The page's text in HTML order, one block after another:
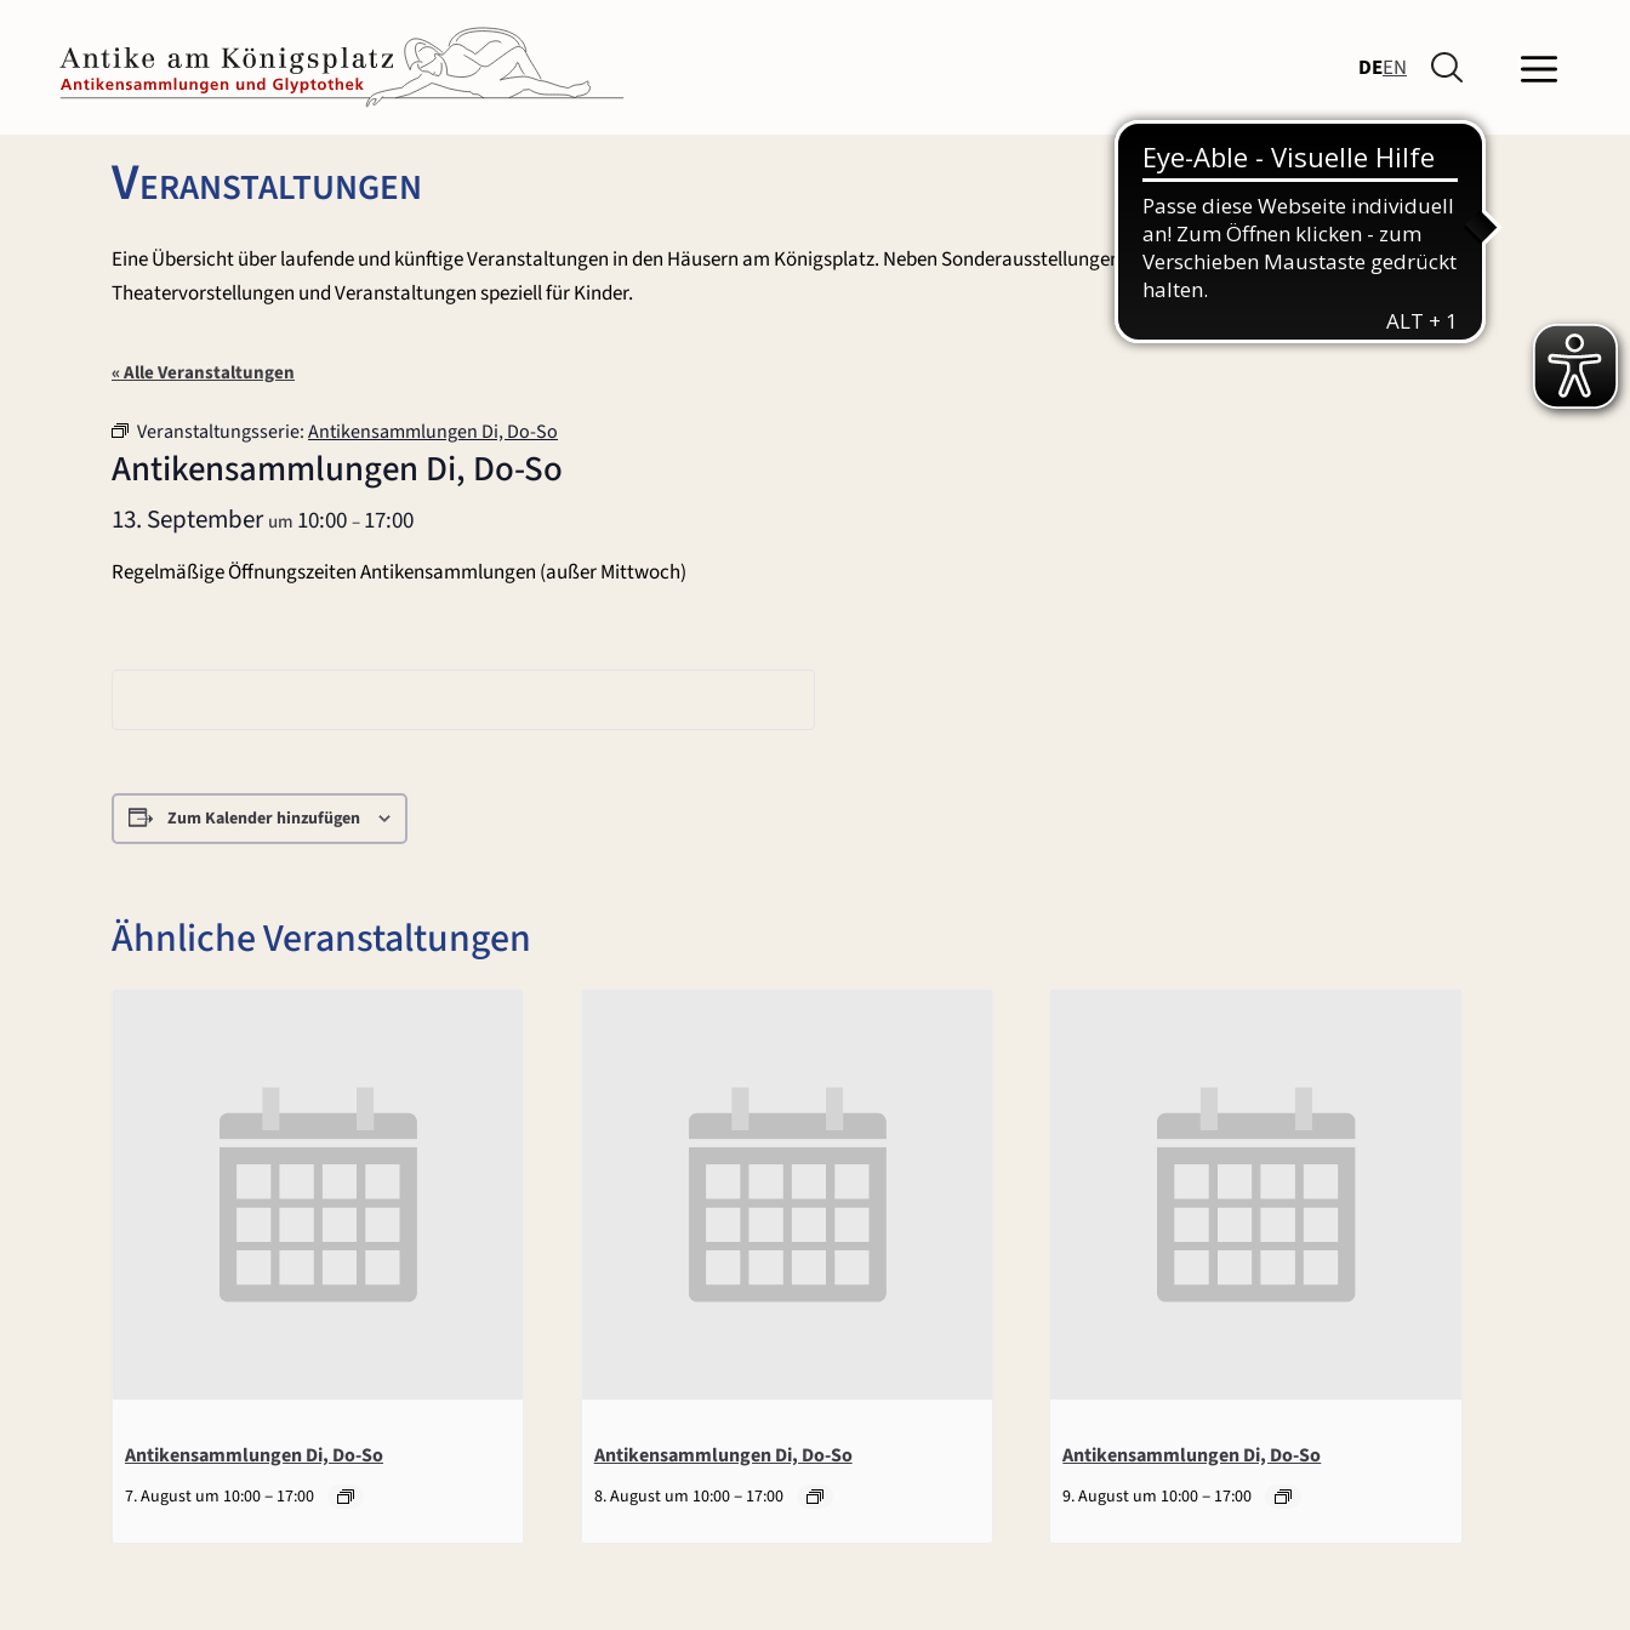
springen
DEEN
Veranstaltungen
Eine Übersicht über laufende und künftige Veranstaltungen in den Häusern am Königsplatz. Neben Sonderausstellungen und Führungen finden Sie hier auch
Theatervorstellungen und Veranstaltungen speziell für Kinder.
« Alle Veranstaltungen
Veranstaltungsserie:Antikensammlungen Di, Do-So
Antikensammlungen Di, Do-So
13. Septemberum 10:00–17:00
Regelmäßige Öffnungszeiten Antikensammlungen (außer Mittwoch)
Zum Kalender hinzufügen
Ähnliche Veranstaltungen
Antikensammlungen Di, Do-So
7. August um 10:00– 17:00
Antikensammlungen Di, Do-So
8. August um 10:00– 17:00
Antikensammlungen Di, Do-So
9. August um 10:00– 17:00